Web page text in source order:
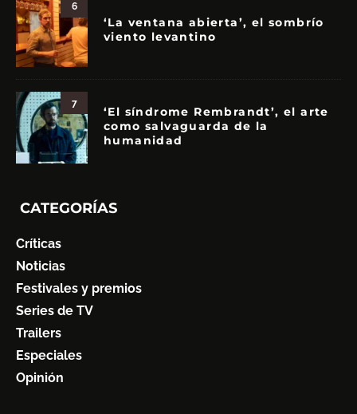
6
‘La ventana abierta’, el sombrío
viento levantino
7
‘El síndrome Rembrandt’, el arte
como salvaguarda de la
humanidad
CATEGORÍAS
Críticas
Noticias
Festivales y premios
Series de TV
Trailers
Especiales
Opinión